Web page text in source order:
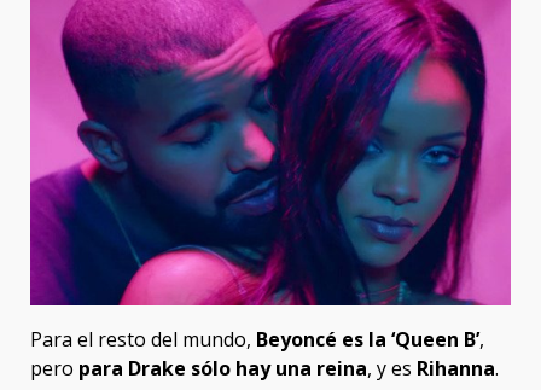
Para el resto del mundo, Beyoncé es la ‘Queen B’,
pero para Drake sólo hay una reina, y es Rihanna.